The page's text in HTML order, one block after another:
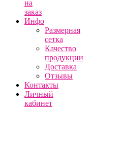
на
заказ
Инфо
Размерная
сетка
Качество
продукции
Доставка
Отзывы
Контакты
Личный
кабинет